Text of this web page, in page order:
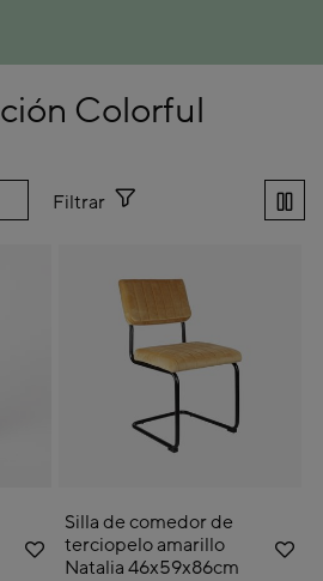
Colorful
Filtrar
Silla de comedor de
terciopelo amarillo
Natalia 46x59x86cm